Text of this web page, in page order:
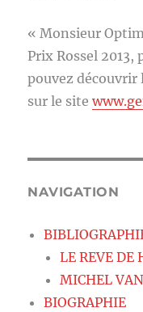
« Monsieur
Prix Rossel 2013,
pouvez découvrir
sur le site
NAVIGATION
LE REVE DE
MICHEL
BIOGRAPHIE